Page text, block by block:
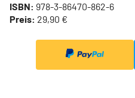
ISBN: 978-3-86470-862-6
Preis: 29,90 €